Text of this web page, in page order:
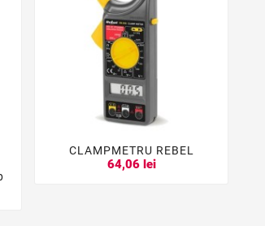

CLAMPMETRU REBEL
64,06 lei